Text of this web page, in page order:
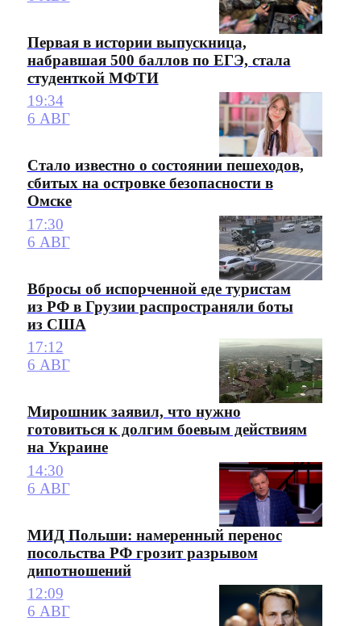
Первая в истории выпускница,
набравшая 500 баллов по ЕГЭ, стала
студенткой МФТИ
19:34
6 АВГ
Стало известно о состоянии пешеходов,
сбитых на островке безопасности в
Омске
17:30
6 АВГ
Вбросы об испорченной еде туристам
из РФ в Грузии распространяли боты
из США
17:12
6 АВГ
Мирошник заявил, что нужно
готовиться к долгим боевым действиям
на Украине
14:30
6 АВГ
МИД Польши: намеренный перенос
посольства РФ грозит разрывом
дипотношений
12:09
6 АВГ